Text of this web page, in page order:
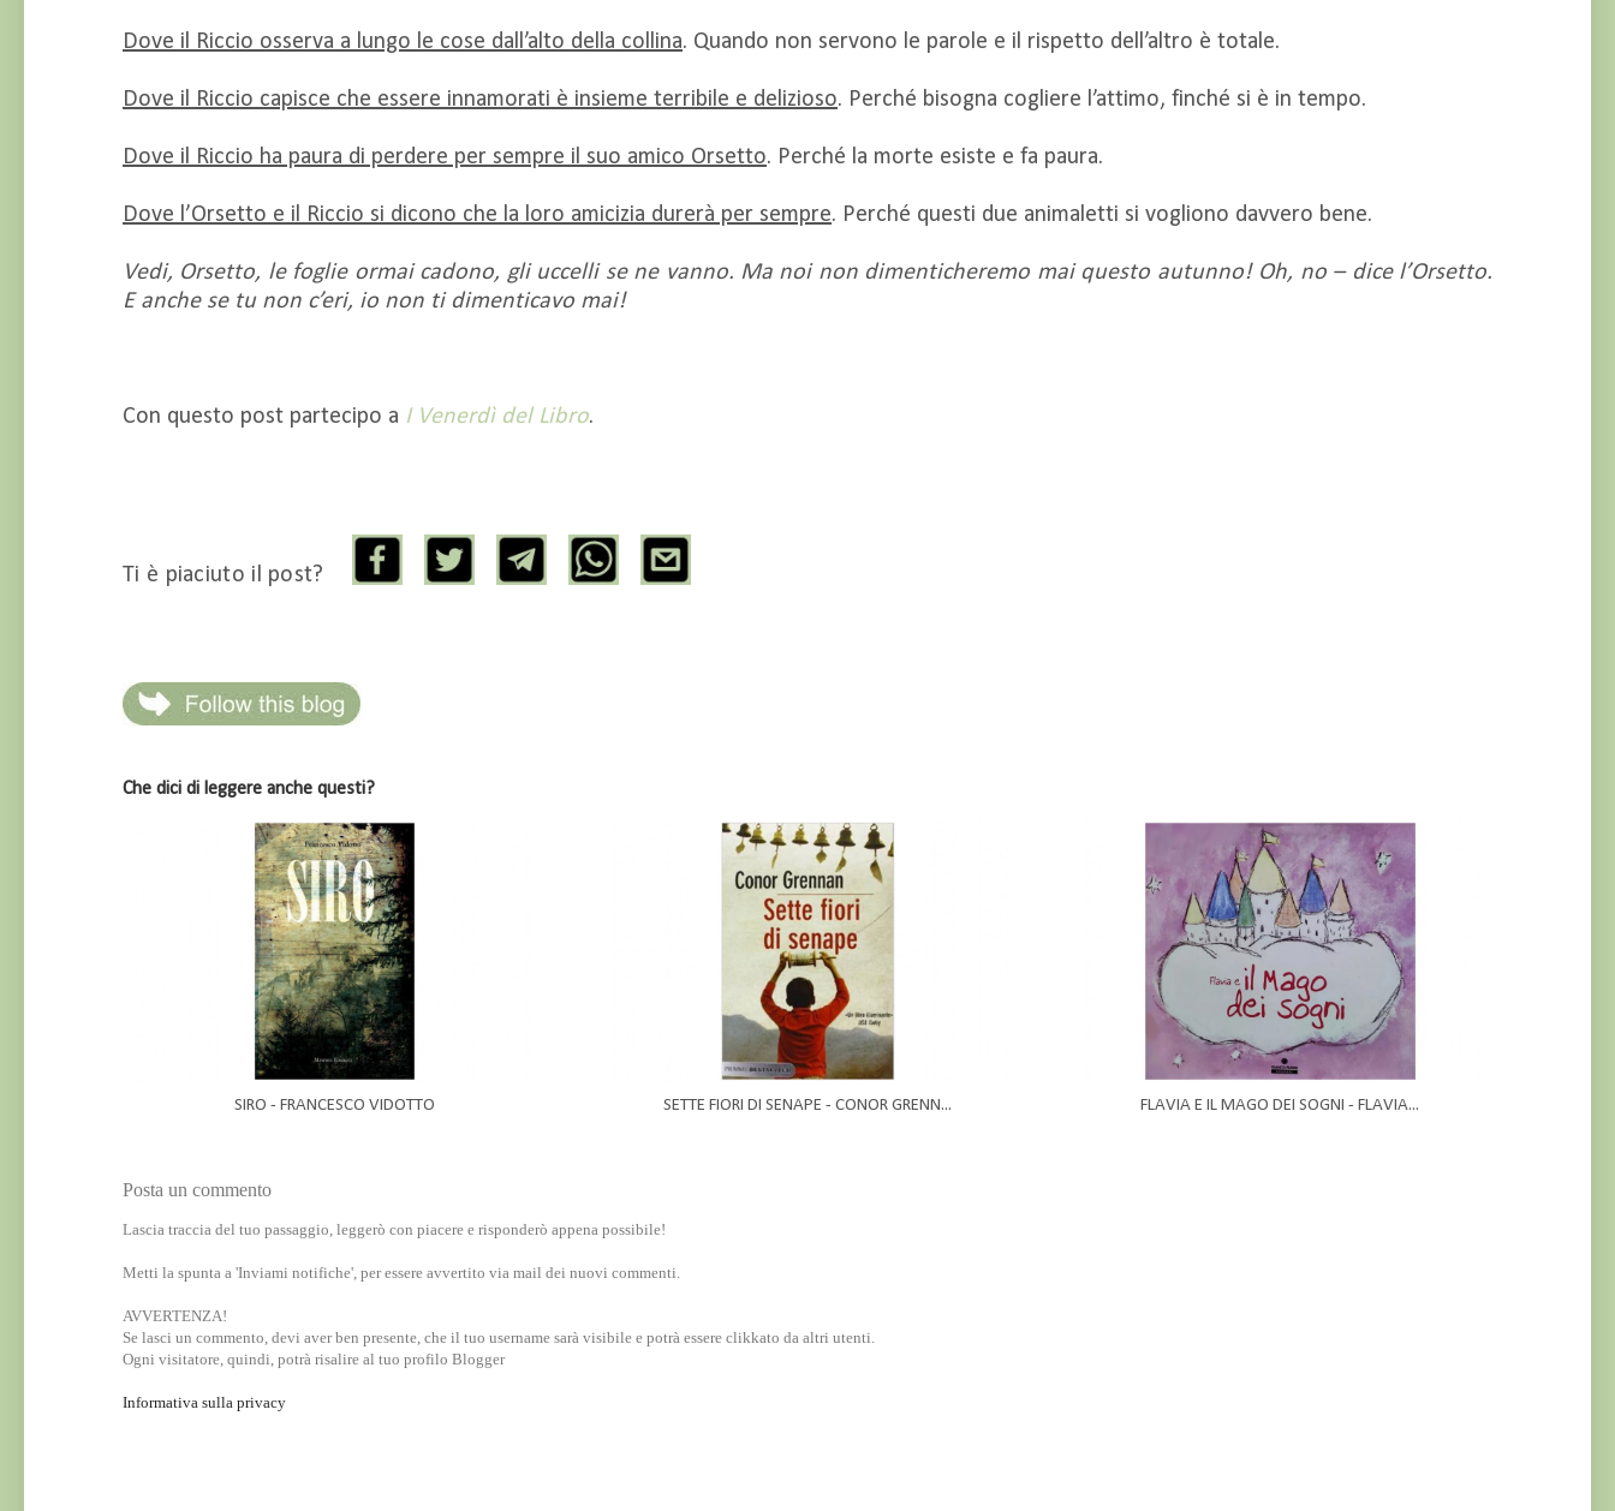
Dove il Riccio osserva a lungo le cose dall’alto della collina. Quando non servono le parole e il rispetto dell’altro è totale.
Dove il Riccio capisce che essere innamorati è insieme terribile e delizioso. Perché bisogna cogliere l’attimo, finché si è in tempo.
Dove il Riccio ha paura di perdere per sempre il suo amico Orsetto. Perché la morte esiste e fa paura.
Dove l’Orsetto e il Riccio si dicono che la loro amicizia durerà per sempre. Perché questi due animaletti si vogliono davvero bene.
Vedi, Orsetto, le foglie ormai cadono, gli uccelli se ne vanno. Ma noi non dimenticheremo mai questo autunno! Oh, no – dice l’Orsetto.
E anche se tu non c’eri, io non ti dimenticavo mai!
Con questo post partecipo a I Venerdì del Libro.
Ti è piaciuto il post?
Che dici di leggere anche questi?
SIRO - FRANCESCO VIDOTTO SETTE FIORI DI SENAPE - CONOR GRENN... FLAVIA E IL MAGO DEI SOGNI - FLAVIA...
Posta un commento
Lascia traccia del tuo passaggio, leggerò con piacere e risponderò appena possibile!
Metti la spunta a 'Inviami notifiche', per essere avvertito via mail dei nuovi commenti.
AVVERTENZA!
Se lasci un commento, devi aver ben presente, che il tuo username sarà visibile e potrà essere clikkato da altri utenti.
Ogni visitatore, quindi, potrà risalire al tuo profilo Blogger
Informativa sulla privacy